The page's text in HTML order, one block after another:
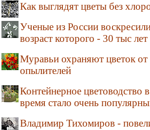
Как выглядят цветы без
Ученые из России
возраст которого - 30 тыс лет
Муравьи охраняют цветок от
опылителей
Контейнерное цветоводство
время стало очень
Владимир Тихомиров -